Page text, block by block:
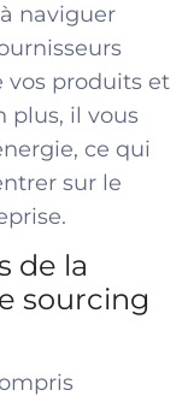
naviguer
vos produits et
plus, il vous
ce qui
sur le
de la
sourcing